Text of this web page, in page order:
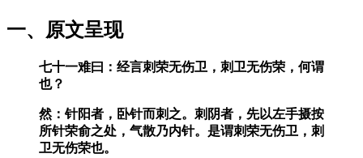
一、原文呈现
七十一难曰：经言刺荣无伤卫，刺卫无伤荣，何谓
也？
然：针阳者，卧针而刺之。刺阴者，先以左手摄按
所针荣俞之处，气散乃内针。是谓刺荣无伤卫，刺
卫无伤荣也。